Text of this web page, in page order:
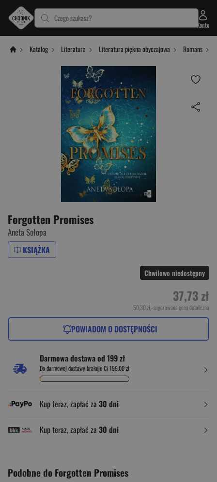
Czego szukasz?
Konto
Katalog Literatura Literatura piękna obyczajowa Romans
Forgotten Promises
Aneta Sołopa
KSIĄŻKA
Chwilowo niedostępny
37,73 zł
50,30 zł- sugerowana cena detaliczna
POWIADOM O DOSTĘPNOŚCI
Darmowa dostawa od 199 zł
Do darmowej dostawy brakuje Ci 199,00 zł
Kup teraz, zapłać za 30 dni
Kup teraz, zapłać za 30 dni
Podobne do Forgotten Promises